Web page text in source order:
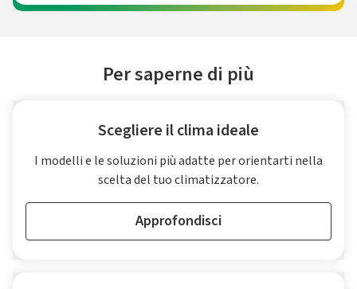
Per saperne di più
Scegliere il clima ideale
I modelli e le soluzioni più adatte per orientarti nella
scelta del tuo climatizzatore.
Approfondisci